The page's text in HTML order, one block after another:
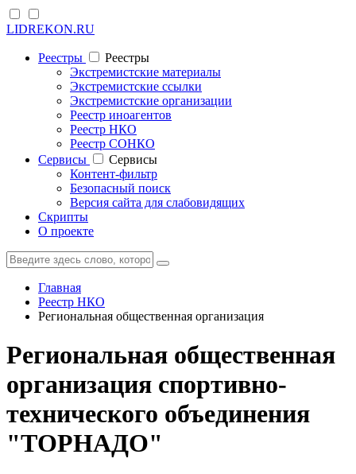
LIDREKON.RU
Реестры
Реестры
Экстремистские материалы
Экстремистские ссылки
Экстремистские организации
Реестр иноагентов
Реестр НКО
Реестр СОНКО
Cервисы
Cервисы
Контент-фильтр
Безопасный поиск
Версия сайта для слабовидящих
Скрипты
О проекте
Главная
Реестр НКО
Региональная общественная организация
Региональная общественная
организация спортивно-
технического объединения
"ТОРНАДО"